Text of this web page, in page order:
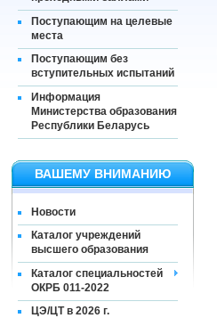
Поступающим на целевые
места
Поступающим без
вступительных испытаний
Информация
Министерства образования
Республики Беларусь
ВАШЕМУ ВНИМАНИЮ
Новости
Каталог учреждений
высшего образования
Каталог специальностей
ОКРБ 011-2022
ЦЭ/ЦТ в 2026 г.